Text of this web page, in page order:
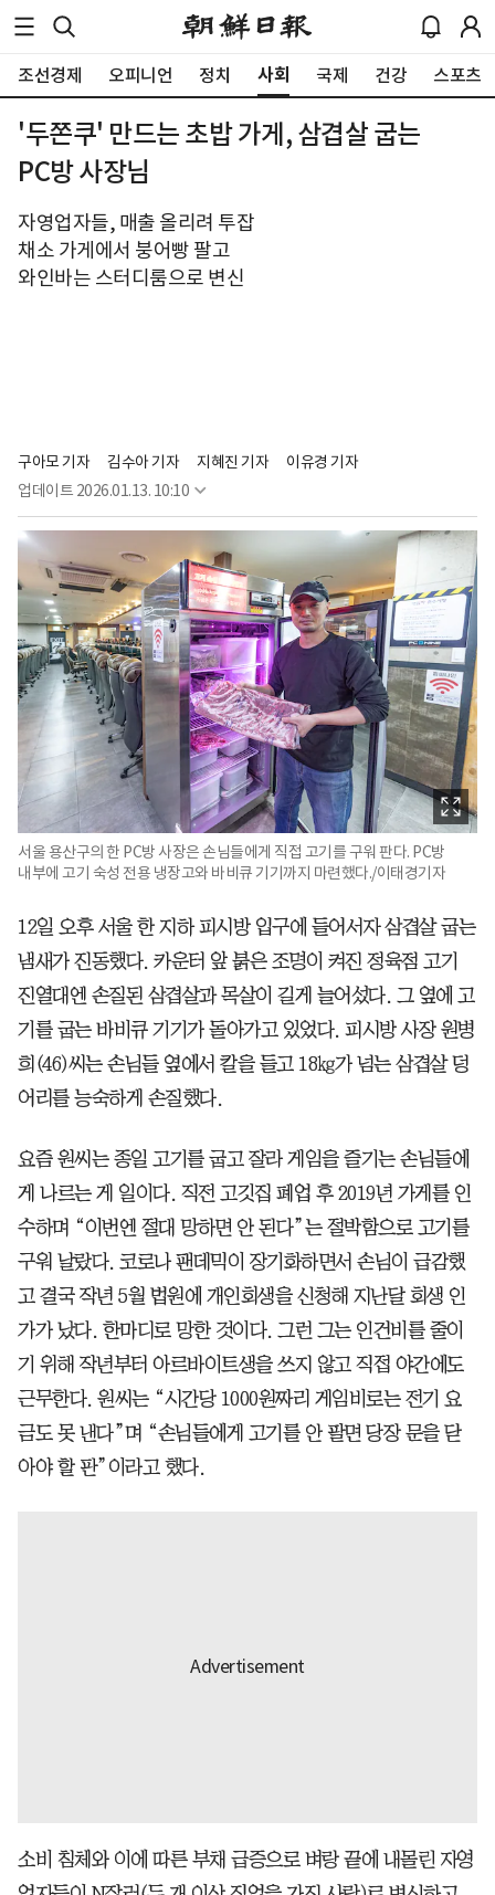
조선경제 오피니언 정치 사회 국제 건강 스포츠
'두쫀쿠' 만드는 초밥 가게, 삼겹살 굽는
PC방 사장님
자영업자들, 매출 올리려 투잡
채소 가게에서 붕어빵 팔고
와인바는 스터디룸으로 변신
구아모 기자 김수아 기자 지혜진 기자
이유경 기자
업데이트 2026.01.13. 10:10
서울 용산구의 한 PC방 사장은 손님들에게 직접 고기를 구워 판다. PC방
내부에 고기 숙성 전용 냉장고와 바비큐 기기까지 마련했다./이태경기자
12일 오후 서울 한 지하 피시방 입구에 들어서자 삼겹살 굽는
냄새가 진동했다. 카운터 앞 붉은 조명이 켜진 정육점 고기
진열대엔 손질된 삼겹살과 목살이 길게 늘어섰다. 그 옆에 고
기를 굽는 바비큐 기기가 돌아가고 있었다. 피시방 사장 원병
희(46)씨는 손님들 옆에서 칼을 들고 18㎏가 넘는 삼겹살 덩
어리를 능숙하게 손질했다.
요즘 원씨는 종일 고기를 굽고 잘라 게임을 즐기는 손님들에
게 나르는 게 일이다. 직전 고깃집 폐업 후 2019년 가게를 인
수하며 “이번엔 절대 망하면 안 된다”는 절박함으로 고기를
구워 날랐다. 코로나 팬데믹이 장기화하면서 손님이 급감했
고 결국 작년 5월 법원에 개인회생을 신청해 지난달 회생 인
가가 났다. 한마디로 망한 것이다. 그런 그는 인건비를 줄이
기 위해 작년부터 아르바이트생을 쓰지 않고 직접 야간에도
근무한다. 원씨는 “시간당 1000원짜리 게임비로는 전기 요
금도 못 낸다”며 “손님들에게 고기를 안 팔면 당장 문을 닫
아야 할 판”이라고 했다.
소비 침체와 이에 따른 부채 급증으로 벼랑 끝에 내몰린 자영